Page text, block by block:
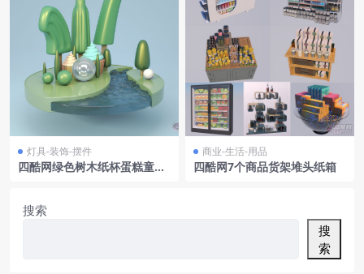
灯具-装饰-摆件
四酷网绿色树木纸杯蛋糕童话
商业-生活-用品
四酷网7个商品货架堆头纸箱
搜索
搜
索